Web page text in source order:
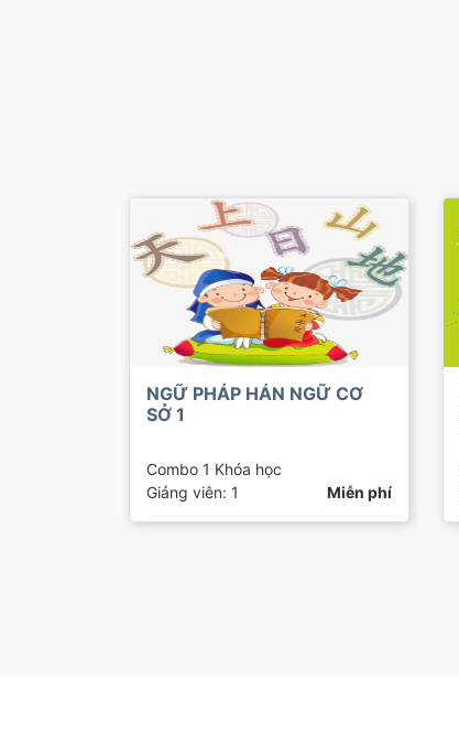
NGỮ PHÁP HÁN NGỮ CƠ
SỞ 1
Combo 1 Khóa học
Giảng viên: 1
Miễn phí